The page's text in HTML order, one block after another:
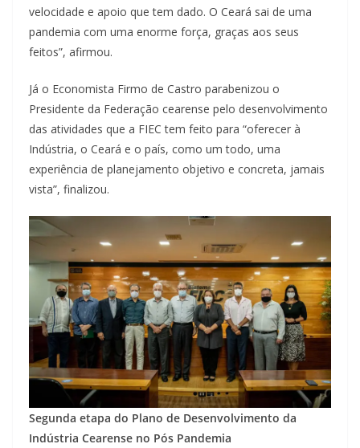
velocidade e apoio que tem dado. O Ceará sai de uma
pandemia com uma enorme força, graças aos seus
feitos”, afirmou.
Já o Economista Firmo de Castro parabenizou o
Presidente da Federação cearense pelo desenvolvimento
das atividades que a FIEC tem feito para “oferecer à
Indústria, o Ceará e o país, como um todo, uma
experiência de planejamento objetivo e concreta, jamais
vista”, finalizou.
Segunda etapa do Plano de Desenvolvimento da
Indústria Cearense no Pós Pandemia